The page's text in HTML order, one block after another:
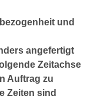
und
angefertigt
Zeitachse
Auftrag zu
Zeiten sind